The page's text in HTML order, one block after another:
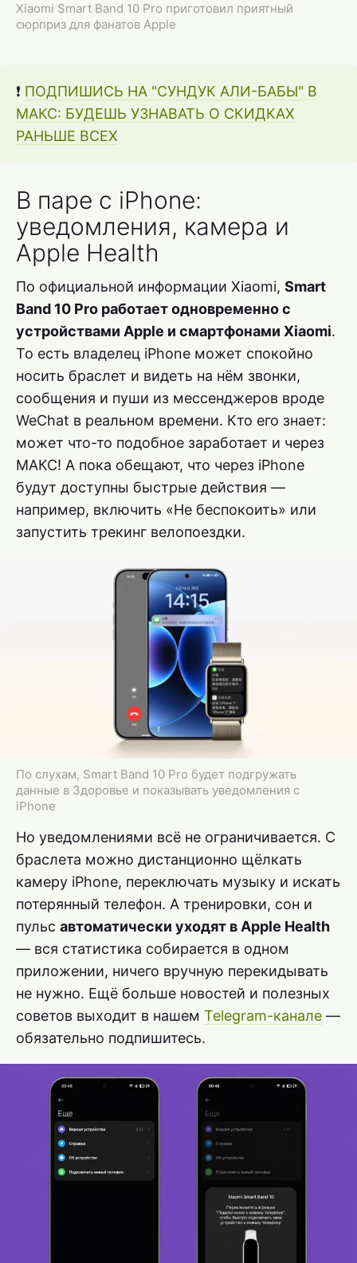
Xiaomi Smart Band 10 Pro приготовил приятный
сюрприз для фанатов Apple
❗ ПОДПИШИСЬ НА "СУНДУК АЛИ-БАБЫ" В
МАКС: БУДЕШЬ УЗНАВАТЬ О СКИДКАХ
РАНЬШЕ ВСЕХ
В паре с iPhone:
уведомления, камера и
Apple Health
По официальной информации Xiaomi, Smart
Band 10 Pro работает одновременно с
устройствами Apple и смартфонами Xiaomi.
То есть владелец iPhone может спокойно
носить браслет и видеть на нём звонки,
сообщения и пуши из мессенджеров вроде
WeChat в реальном времени. Кто его знает:
может что-то подобное заработает и через
МАКС! А пока обещают, что через iPhone
будут доступны быстрые действия —
например, включить «Не беспокоить» или
запустить трекинг велопоездки.
По слухам, Smart Band 10 Pro будет подгружать
данные в Здоровье и показывать уведомления с
iPhone
Но уведомлениями всё не ограничивается. С
браслета можно дистанционно щёлкать
камеру iPhone, переключать музыку и искать
потерянный телефон. А тренировки, сон и
пульс автоматически уходят в Apple Health
— вся статистика собирается в одном
приложении, ничего вручную перекидывать
не нужно. Ещё больше новостей и полезных
советов выходит в нашем Telegram-канале —
обязательно подпишитесь.